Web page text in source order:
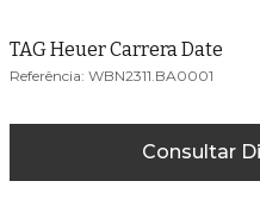
TAG Heuer Carrera Date
WBN2311.BA0001
Consultar